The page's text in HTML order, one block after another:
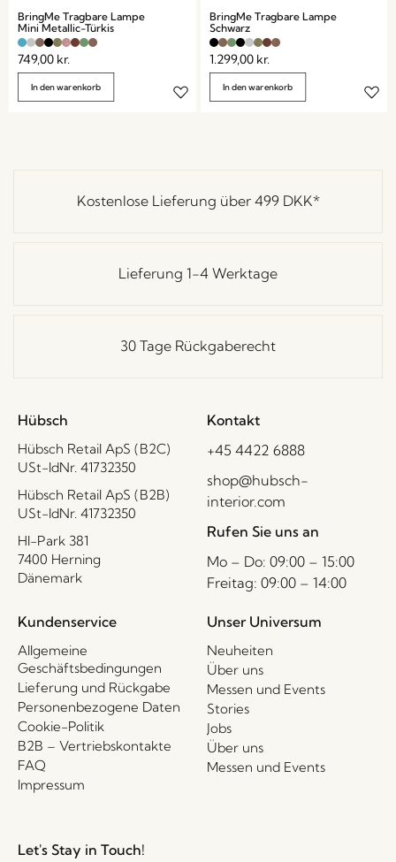
BringMe Tragbare Lampe
Mini Metallic-Türkis
749,00 kr.
In den warenkorb
BringMe Tragbare Lampe
Schwarz
1.299,00 kr.
In den warenkorb
Kostenlose Lieferung über 499 DKK*
Lieferung 1-4 Werktage
30 Tage Rückgaberecht
Hübsch
Hübsch Retail ApS (B2C)
USt-IdNr. 41732350
Hübsch Retail ApS (B2B)
USt-IdNr. 41732350
HI-Park 381
7400 Herning
Dänemark
Kontakt
+45 4422 6888
shop@hubsch-
interior.com
Rufen Sie uns an
Mo – Do: 09:00 – 15:00
Freitag: 09:00 – 14:00
Kundenservice
Allgemeine
Geschäftsbedingungen
Lieferung und Rückgabe
Personenbezogene Daten
Cookie-Politik
B2B – Vertriebskontakte
FAQ
Impressum
Unser Universum
Neuheiten
Über uns
Messen und Events
Stories
Jobs
Über uns
Messen und Events
Let's Stay in Touch!